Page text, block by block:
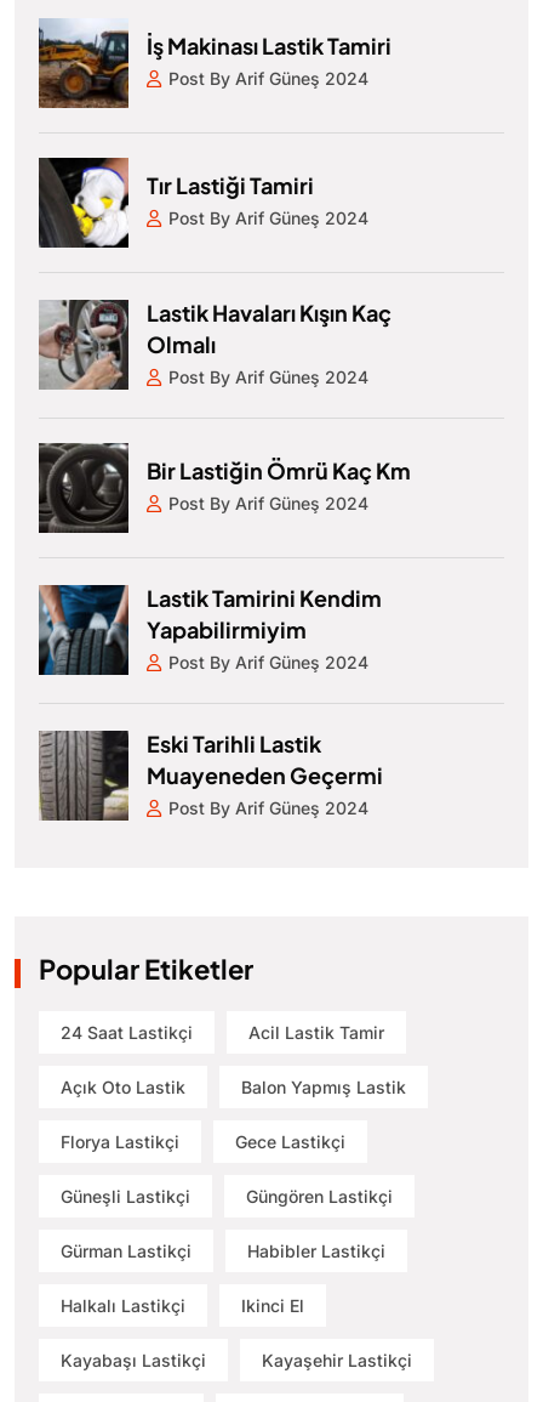
İş Makinası Lastik Tamiri
Post By Arif Güneş 2024
Tır Lastiği Tamiri
Post By Arif Güneş 2024
Lastik Havaları Kışın Kaç
Olmalı
Post By Arif Güneş 2024
Bir Lastiğin Ömrü Kaç Km
Post By Arif Güneş 2024
Lastik Tamirini Kendim
Yapabilirmiyim
Post By Arif Güneş 2024
Eski Tarihli Lastik
Muayeneden Geçermi
Post By Arif Güneş 2024
Popular Etiketler
24 Saat Lastikçi Acil Lastik Tamir
Açık Oto Lastik Balon Yapmış Lastik
Florya Lastikçi Gece Lastikçi
Güneşli Lastikçi Güngören Lastikçi
Gürman Lastikçi Habibler Lastikçi
Halkalı Lastikçi Ikinci El
Kayabaşı Lastikçi Kayaşehir Lastikçi